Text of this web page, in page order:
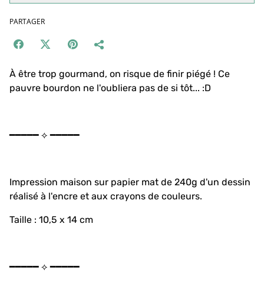
PARTAGER
À être trop gourmand, on risque de finir piégé ! Ce
pauvre bourdon ne l'oubliera pas de si tôt... :D
━━━━━ ⟡ ━━━━━
Impression maison sur papier mat de 240g d'un dessin
réalisé à l'encre et aux crayons de couleurs.
Taille : 10,5 x 14 cm
━━━━━ ⟡ ━━━━━